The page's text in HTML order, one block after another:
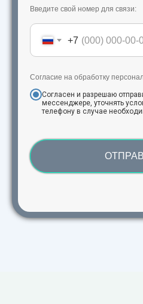
Введите свой номер для связи:
+7
Согласие на обработку
Согласен и разрешаю
мессенджере, уточнять
телефону в случае